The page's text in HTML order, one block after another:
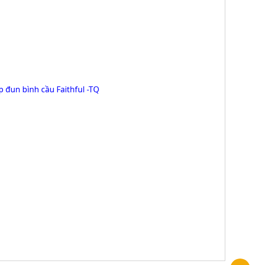
đun bình cầu Faithful -TQ